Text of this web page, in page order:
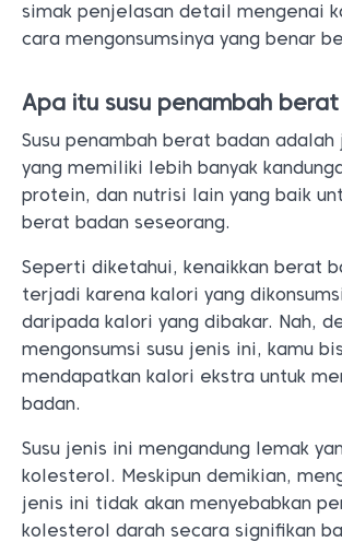
simak penjelasan detail mengenai
cara mengonsumsinya yang benar
Apa itu susu penambah
Susu penambah berat badan adalah
yang memiliki lebih banyak
protein, dan nutrisi lain yang baik
berat badan seseorang.
Seperti diketahui, kenaikkan berat
terjadi karena kalori yang
daripada kalori yang dibakar. Nah,
mengonsumsi susu jenis ini, kamu
mendapatkan kalori ekstra untuk
badan.
Susu jenis ini mengandung lemak
kolesterol. Meskipun demikian,
jenis ini tidak akan menyebabkan
kolesterol darah secara signifikan